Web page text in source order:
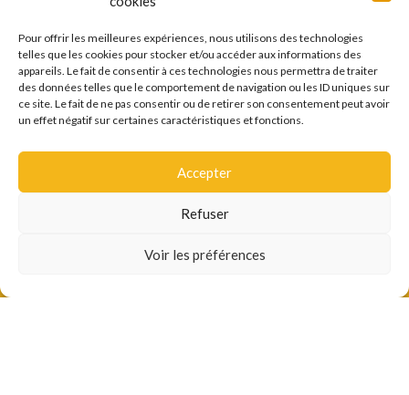
Pour offrir les meilleures expériences, nous utilisons des technologies
telles que les cookies pour stocker et/ou accéder aux informations des
appareils. Le fait de consentir à ces technologies nous permettra de traiter
des données telles que le comportement de navigation ou les ID uniques sur
ce site. Le fait de ne pas consentir ou de retirer son consentement peut avoir
un effet négatif sur certaines caractéristiques et fonctions.
Accepter
Refuser
Voir les préférences
Créer un compte
Créer un compte pro
Accèder à un compte
Suivi de commande
Paiement sécurisé